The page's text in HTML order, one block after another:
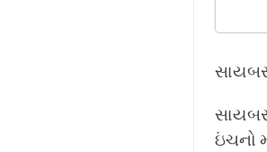
ઇંચનો